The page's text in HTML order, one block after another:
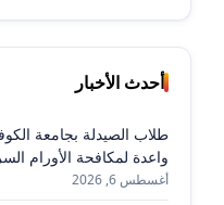
أحدث الأخبار
طلاب الصيدلة بجامعة
واعدة لمكافحة الأورام
أغسطس 6, 2026